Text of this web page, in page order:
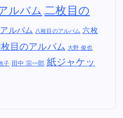
ルバム 二枚目の
ルバム 八枚目のアルバム 六枚
枚目のアルバム 大野 俊也
子 田中 宗一郎 紙ジャケッ